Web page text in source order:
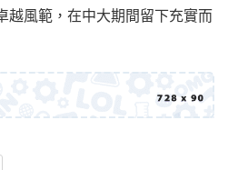
越風範，在中大期間留下充實而